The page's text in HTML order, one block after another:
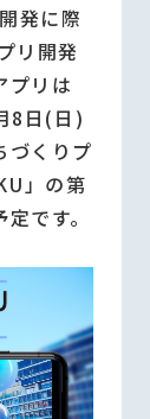
発に際
リ開発
プリは
8日(日)
づくりプ
」の第
です。